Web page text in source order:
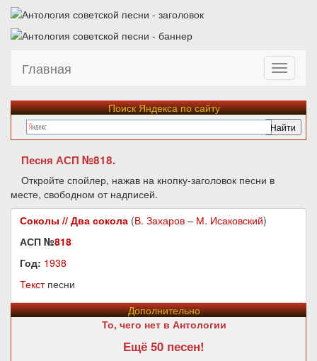
Главная
Поиск Яндекса по сайту
Песня АСП №818.
Откройте спойлер, нажав на кнопку-заголовок песни в
месте, свободном от надписей.
Соколы // Два сокола (В. Захаров – М. Исаковский)
АСП №818
Год: 1938
Текстпесни
Дополнительно
То, чего нет в Антологии
Ещё 50 песен!